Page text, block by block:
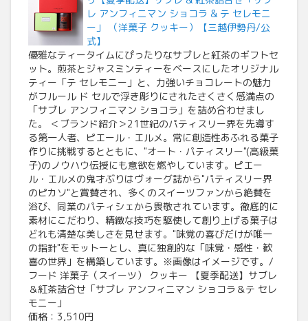
レ アンフィニマン ショコラ & テ セレモニ
ー」 （洋菓子 クッキー）【三越伊勢丹/公
式】
優雅なティータイムにぴったりなサブレと紅茶のギフトセ
ット。煎茶とジャスミンティーをベースにしたオリジナル
ティー「テ セレモニー」と、力強いチョコレートの魅力
がフルール ド セルで浮き彫りにされたさくさく感満点の
「サブレ アンフィニマン ショコラ」を詰め合わせまし
た。 ＜ブランド紹介＞21世紀のパティスリー界を先導す
る第一人者、ピエール・エルメ。常に創造性あふれる菓子
作りに挑戦するとともに、"オート・パティスリー"(高級菓
子)のノウハウ伝授にも意欲を燃やしています。ピエー
ル・エルメの鬼才ぶりはヴォーグ誌から"パティスリー界
のピカソ"と賞賛され、多くのスイーツファンから絶賛を
浴び、同業のパティシェから畏敬されています。徹底的に
素材にこだわり、精緻な技巧を駆使して創り上げる菓子は
どれも清楚な美しさを見せます。"味覚の喜びだけが唯一
の指針"をモットーとし、真に独創的な「味覚・感性・歓
喜の世界」を構築しています。※画像はイメージです。/
フード 洋菓子（スイーツ） クッキー 【夏季配送】サブレ
＆紅茶詰合せ「サブレ アンフィニマン ショコラ＆テ セレ
モニー」
価格：3,510円